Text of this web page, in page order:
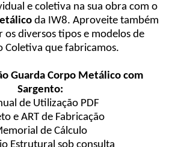
e coletiva na sua obra com o
da IW8. Aproveite também
os diversos tipos e modelos de
Coletiva que fabricamos.
Guarda Corpo Metálico com
Sargento:
de Utilização PDF
e ART de Fabricação
de Cálculo